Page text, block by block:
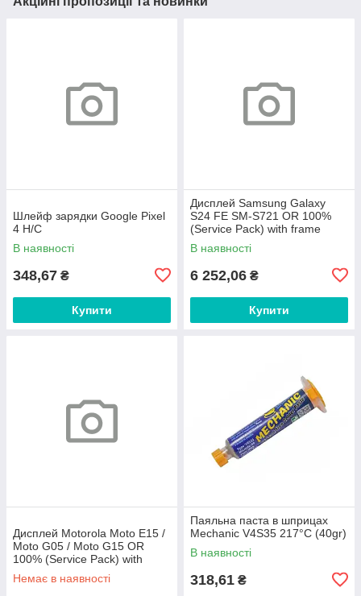
Шлейф зарядки Google Pixel
4 H/C
В наявності
348,67 ₴
Купити
Дисплей Samsung Galaxy
S24 FE SM-S721 OR 100%
(Service Pack) with frame
Graphite
В наявності
6 252,06 ₴
Купити
Дисплей Motorola Moto E15 /
Moto G05 / Moto G15 OR
100% (Service Pack) with
frame Black
Немає в наявності
Паяльна паста в шприцах
Mechanic V4S35 217°C (40gr)
В наявності
318,61 ₴